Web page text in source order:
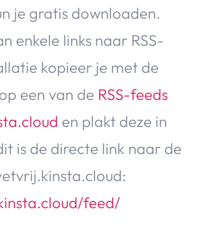
je gratis downloaden.
enkele links naar RSS-
kopieer je met de
een van de RSS-feeds
en plakt deze in
is de directe link naar de
feed/